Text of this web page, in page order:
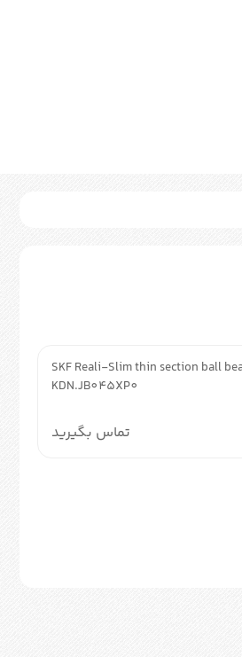
SKF Reali-Slim thin section ball
KDN.JB045XP0
تماس بگیرید